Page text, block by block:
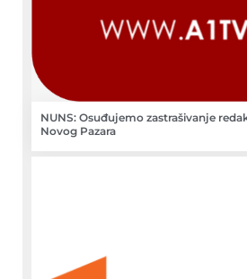
NUNS: Osuđujemo zastrašivanje
Novog Pazara